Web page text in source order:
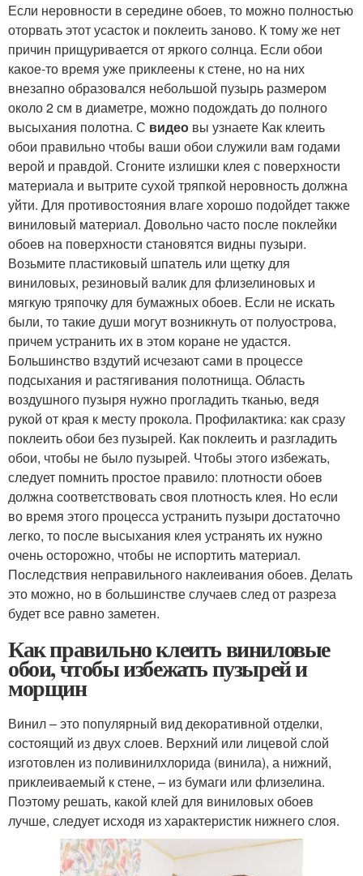
Если неровности в середине обоев, то можно полностью
оторвать этот усасток и поклеить заново. К тому же нет
причин прищуривается от яркого солнца. Если обои
какое-то время уже приклеены к стене, но на них
внезапно образовался небольшой пузырь размером
около 2 см в диаметре, можно подождать до полного
высыхания полотна. С видео вы узнаете Как клеить
обои правильно чтобы ваши обои служили вам годами
верой и правдой. Сгоните излишки клея с поверхности
материала и вытрите сухой тряпкой неровность должна
уйти. Для противостояния влаге хорошо подойдет также
виниловый материал. Довольно часто после поклейки
обоев на поверхности становятся видны пузыри.
Возьмите пластиковый шпатель или щетку для
виниловых, резиновый валик для флизелиновых и
мягкую тряпочку для бумажных обоев. Если не искать
были, то такие души могут возникнуть от полуострова,
причем устранить их в этом коране не удастся.
Большинство вздутий исчезают сами в процессе
подсыхания и растягивания полотнища. Область
воздушного пузыря нужно прогладить тканью, ведя
рукой от края к месту прокола. Профилактика: как сразу
поклеить обои без пузырей. Как поклеить и разгладить
обои, чтобы не было пузырей. Чтобы этого избежать,
следует помнить простое правило: плотности обоев
должна соответствовать своя плотность клея. Но если
во время этого процесса устранить пузыри достаточно
легко, то после высыхания клея устранять их нужно
очень осторожно, чтобы не испортить материал.
Последствия неправильного наклеивания обоев. Делать
это можно, но в большинстве случаев след от разреза
будет все равно заметен.
Как правильно клеить виниловые
обои, чтобы избежать пузырей и
морщин
Винил – это популярный вид декоративной отделки,
состоящий из двух слоев. Верхний или лицевой слой
изготовлен из поливинилхлорида (винила), а нижний,
приклеиваемый к стене, – из бумаги или флизелина.
Поэтому решать, какой клей для виниловых обоев
лучше, следует исходя из характеристик нижнего слоя.